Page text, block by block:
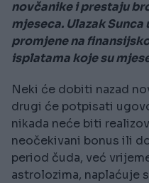
novčanike i prestaju
mjeseca. Ulazak
promjene na
isplatama koje su
Neki će dobiti nazad
drugi će potpisati
nikada neće biti
neočekivani bonus ili
period čuda, već
astrolozima, naplaćuje